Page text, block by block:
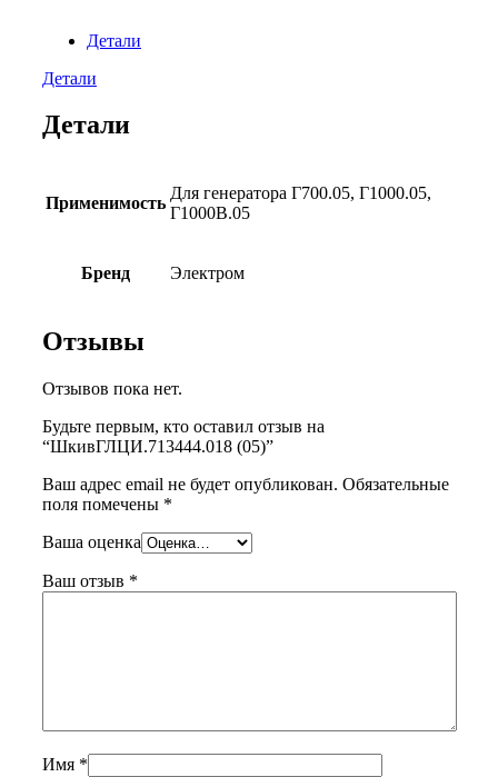
Детали
Детали
Детали
Применимость
Для генератора Г700.05, Г1000.05,
Г1000В.05
Бренд Электром
Отзывы
Отзывов пока нет.
Будьте первым, кто оставил отзыв на
“ШкивГЛЦИ.713444.018 (05)”
Ваш адрес email не будет опубликован. Обязательные
поля помечены *
Ваша оценка
Ваш отзыв *
Имя *